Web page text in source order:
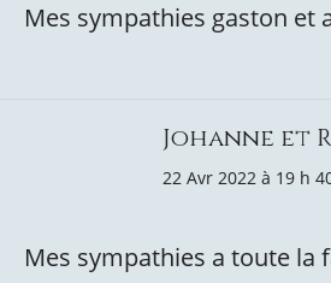
Mes sympathies gaston et
Johanne et
22 Avr 2022 à 19 h
Mes sympathies a toute la